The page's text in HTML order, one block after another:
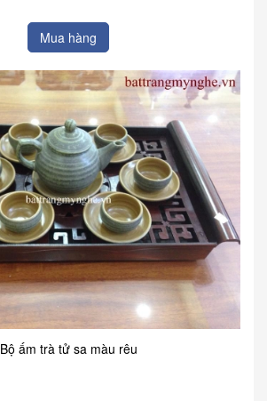
Mua hàng
Bộ ấm trà tử sa màu rêu